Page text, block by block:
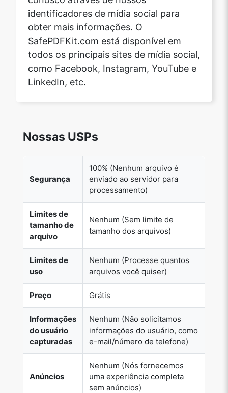
identificadores de mídia social para
obter mais informações. O
SafePDFKit.com está disponível em
todos os principais sites de mídia social,
como Facebook, Instagram, YouTube e
LinkedIn, etc.
Nossas USPs
Segurança
100% (Nenhum arquivo é
enviado ao servidor para
processamento)
Limites de
tamanho de
arquivo
Nenhum (Sem limite de
tamanho dos arquivos)
Limites de
uso
Nenhum (Processe quantos
arquivos você quiser)
Preço Grátis
Informações
do usuário
capturadas
Nenhum (Não solicitamos
informações do usuário, como
e-mail/número de telefone)
Anúncios
Nenhum (Nós fornecemos
uma experiência completa
sem anúncios)